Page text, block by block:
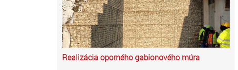
Realizácia oporného gabionového múra